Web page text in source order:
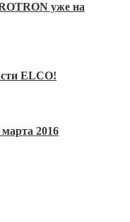
уже на
ELCO!
2016